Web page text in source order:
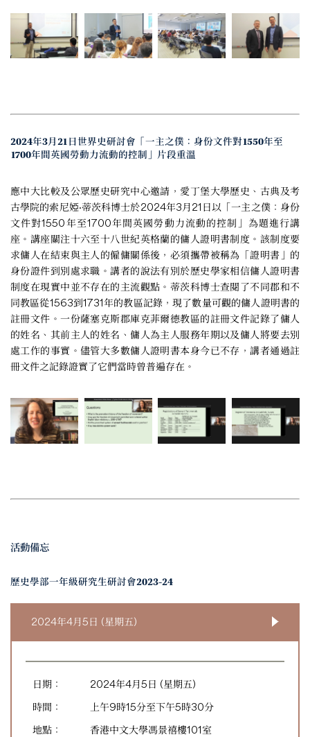
2024年3月21日世界史研討會「一主之僕：身份文件對1550年至
1700年間英國勞動力流動的控制」片段重溫
應中大比較及公眾歷史研究中心邀請，愛丁堡大學歷史、古典及考
古學院的索尼婭·蒂茨科博士於2024年3月21日以「一主之僕：身份
文件對1550年至1700年間英國勞動力流動的控制」為題進行講
座。講座關注十六至十八世紀英格蘭的傭人證明書制度。該制度要
求傭人在結束與主人的僱傭關係後，必須攜帶被稱為「證明書」的
身份證件到別處求職。講者的說法有別於歷史學家相信傭人證明書
制度在現實中並不存在的主流觀點。蒂茨科博士查閱了不同郡和不
同教區從1563到1731年的教區記錄，現了數量可觀的傭人證明書的
註冊文件。一份薩塞克斯郡庫克菲爾德教區的註冊文件記錄了傭人
的姓名、其前主人的姓名、傭人為主人服務年期以及傭人將要去別
處工作的事實。儘管大多數傭人證明書本身今已不存，講者通過註
冊文件之記錄證實了它們當時曾普遍存在。
活動備忘
歷史學部一年級研究生研討會2023-24
2024年4月5日 (星期五)
日期：
2024年4月5日 (星期五)
時間：
上午9時15分至下午5時30分
地點：
香港中文大學馮景禧樓101室